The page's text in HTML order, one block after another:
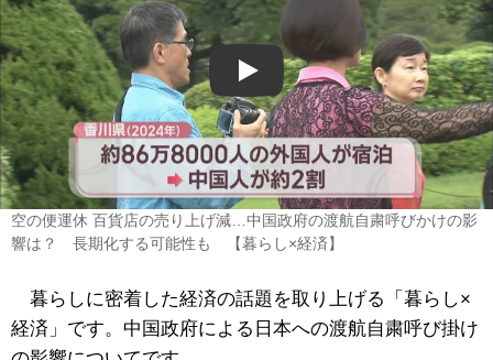
Play
空の便運休 百貨店の売り上げ減…中国政府の渡航自粛呼びかけの影
響は？ 長期化する可能性も 【暮らし×経済】
暮らしに密着した経済の話題を取り上げる「暮らし×
経済」です。中国政府による日本への渡航自粛呼び掛け